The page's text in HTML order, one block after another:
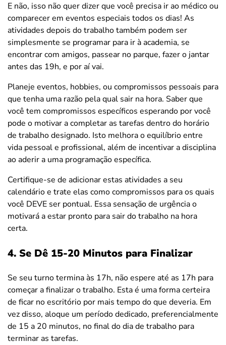
E não, isso não quer dizer que você precisa ir ao médico ou
comparecer em eventos especiais todos os dias! As
atividades depois do trabalho também podem ser
simplesmente se programar para ir à academia, se
encontrar com amigos, passear no parque, fazer o jantar
antes das 19h, e por aí vai.
Planeje eventos, hobbies, ou compromissos pessoais para
que tenha uma razão pela qual sair na hora. Saber que
você tem compromissos específicos esperando por você
pode o motivar a completar as tarefas dentro do horário
de trabalho designado. Isto melhora o equilíbrio entre
vida pessoal e profissional, além de incentivar a disciplina
ao aderir a uma programação específica.
Certifique-se de adicionar estas atividades a seu
calendário e trate elas como compromissos para os quais
você DEVE ser pontual. Essa sensação de urgência o
motivará a estar pronto para sair do trabalho na hora
certa.
4. Se Dê 15-20 Minutos para Finalizar
Se seu turno termina às 17h, não espere até as 17h para
começar a finalizar o trabalho. Esta é uma forma certeira
de ficar no escritório por mais tempo do que deveria. Em
vez disso, aloque um período dedicado, preferencialmente
de 15 a 20 minutos, no final do dia de trabalho para
terminar as tarefas.